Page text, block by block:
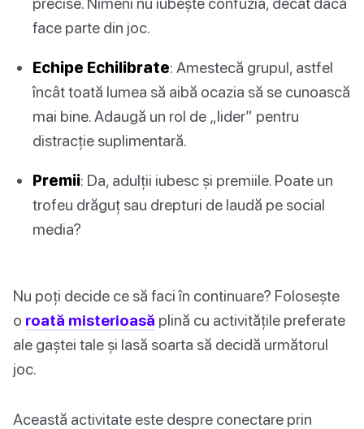
face parte din joc.
Echipe Echilibrate: Amestecă grupul, astfel
încât toată lumea să aibă ocazia să se cunoască
mai bine. Adaugă un rol de „lider” pentru
distracție suplimentară.
Premii: Da, adulții iubesc și premiile. Poate un
trofeu drăguț sau drepturi de laudă pe social
media?
Nu poți decide ce să faci în continuare? Folosește
o roată misterioasă plină cu activitățile preferate
ale gaștei tale și lasă soarta să decidă următorul
joc.
Această activitate este despre conectare prin